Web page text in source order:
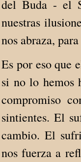
del Buda - el
nuestras
nos abraza,
Es por eso que
si no lo hemos
compromiso
sintientes. El
cambio. El
nos fuerza a